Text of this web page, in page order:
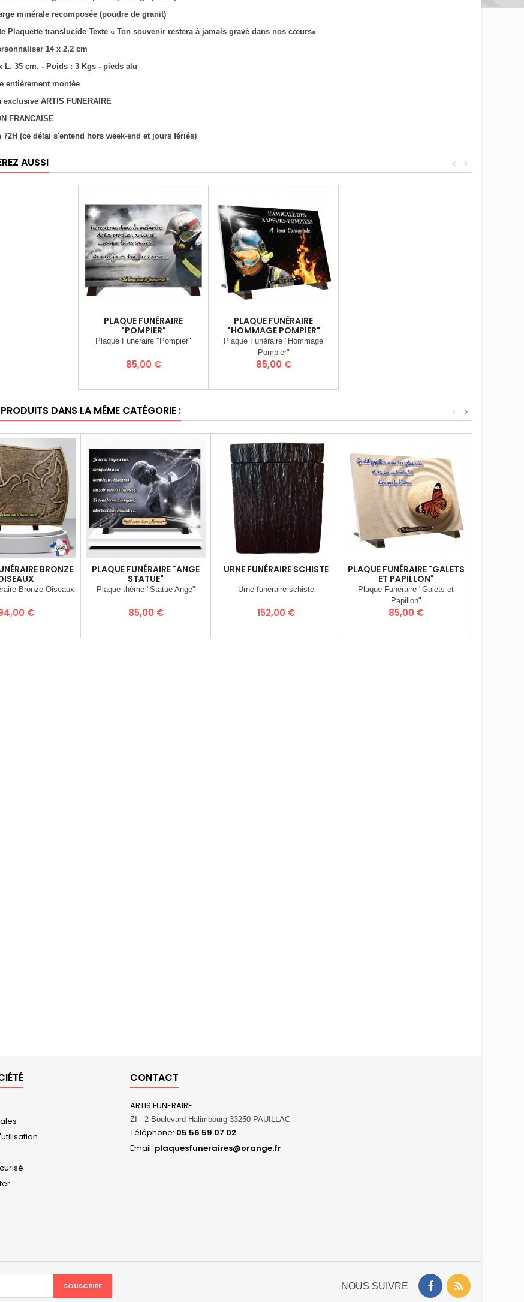
minérale recomposée (poudre de granit)
Plaquette translucide Texte « Ton souvenir restera à jamais gravé dans nos cœurs»
14 x 2,2 cm
L. 35 cm. - Poids : 3 Kgs - pieds alu
entièrement montée
ARTIS FUNERAIRE
FRANCAISE
(ce délai s'entend hors week-end et jours fériés)
AUSSI >
<
PLAQUE FUNÉRAIRE
"POMPIER"
Plaque Funéraire "Pompier"
Prix
85,00 €
PLAQUE FUNÉRAIRE
"HOMMAGE POMPIER"
Plaque Funéraire "Hommage
Pompier"
Prix
85,00 €
DANS LA MÊME CATÉGORIE : >
<
BRONZE
Bronze Oiseaux
€
PLAQUE FUNÉRAIRE "ANGE
STATUE"
Plaque thème "Statue Ange"
Prix
85,00 €
URNE FUNÉRAIRE SCHISTE
Urne funéraire schiste
Prix
152,00 €
PLAQUE FUNÉRAIRE "GALETS
ET PAPILLON"
Plaque Funéraire "Galets et
Papillon"
Prix
85,00 €
CONTACT
ARTIS FUNERAIRE
ZI - 2 Boulevard Halimbourg 33250 PAUILLAC
Téléphone: 05 56 59 07 02
Email: plaquesfuneraires@orange.fr
NOUS SUIVRE